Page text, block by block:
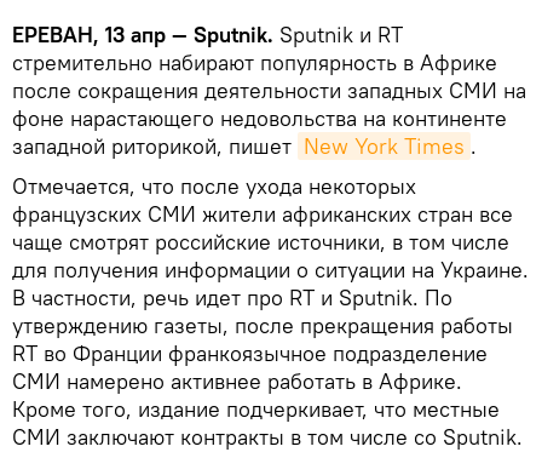
ЕРЕВАН, 13 апр — Sputnik. Sputnik и RT
стремительно набирают популярность в Африке
после сокращения деятельности западных СМИ на
фоне нарастающего недовольства на континенте
западной риторикой, пишет New York Times .
Отмечается, что после ухода некоторых
французских СМИ жители африканских стран все
чаще смотрят российские источники, в том числе
для получения информации о ситуации на Украине.
В частности, речь идет про RT и Sputnik. По
утверждению газеты, после прекращения работы
RT во Франции франкоязычное подразделение
СМИ намерено активнее работать в Африке.
Кроме того, издание подчеркивает, что местные
СМИ заключают контракты в том числе со Sputnik.